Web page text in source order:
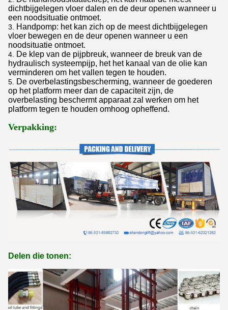
dichtbijgelegen vloer dalen en de deur openen wanneer u
een noodsituatie ontmoet.
3.
Handpomp: het kan zich op de meest dichtbijgelegen
vloer bewegen en de deur openen wanneer u een
noodsituatie ontmoet.
4.
De klep van de pijpbreuk, wanneer de breuk van de
hydraulisch systeempijp, het het kanaal van de olie kan
verminderen om het vallen tegen te houden.
5.
De overbelastingsbescherming, wanneer de goederen
op het platform meer dan de capaciteit zijn, de
overbelasting beschermt apparaat zal werken om het
platform tegen te houden omhoog opheffend.
Verpakking:
Delen die tonen: